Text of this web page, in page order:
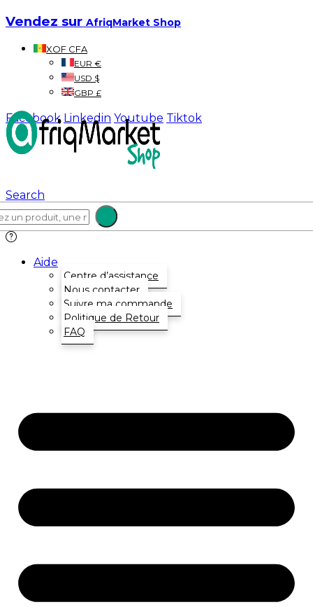
Vendez sur AfriqMarket Shop
XOF CFA
EUR €
USD $
GBP £
Facebook Linkedin Youtube Tiktok
Search
Aide
Centre d’assistance
Nous contacter
Suivre ma commande
Politique de Retour
FAQ